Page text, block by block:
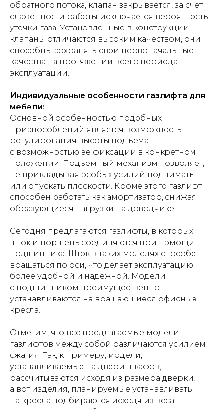
обратного потока, клапан закрывается, за счет
слаженности работы исключается вероятность
утечки газа. Установленные в конструкции
клапаны отличаются высоким качеством, они
способны сохранять свои первоначальные
качества на протяжении всего периода
эксплуатации.
Индивидуальные особенности газлифта для
мебели:
Основной особенностью подобных
приспособлений является возможность
регулирования высоты подъема
с возможностью ее фиксации в конкретном
положении. Подъемный механизм позволяет,
не прикладывая особых усилий поднимать
или опускать плоскости. Кроме этого газлифт
способен работать как амортизатор, снижая
образующиеся нагрузки на доводчике.
Сегодня предлагаются газлифты, в которых
шток и поршень соединяются при помощи
подшипника. Шток в таких моделях способен
вращаться по оси, что делает эксплуатацию
более удобной и надежной. Модели
с подшипником преимущественно
устанавливаются на вращающиеся офисные
кресла.
Отметим, что все предлагаемые модели
газлифтов между собой различаются усилием
сжатия. Так, к примеру, модели,
устанавливаемые на двери шкафов,
рассчитываются исходя из размера дверки,
а вот изделия, планируемые устанавливать
на кресла подбираются исходя из веса